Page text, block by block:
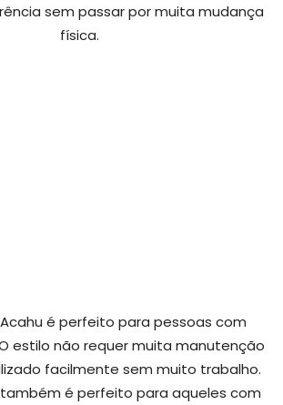
sem passar por muita mudança
física.
é perfeito para pessoas com
estilo não requer muita manutenção
facilmente sem muito trabalho.
é perfeito para aqueles com